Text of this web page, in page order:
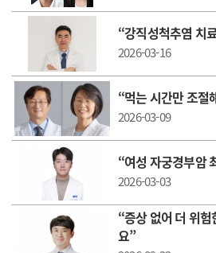
“강직성척추염 치
2026-03-16
“먹는 시간만 조절
2026-03-09
“여성 자궁경부암
2026-03-03
“증상 없어 더 위
요”